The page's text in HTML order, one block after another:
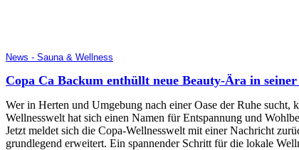
News - Sauna & Wellness
Copa Ca Backum enthüllt neue Beauty-Ära in seiner
Wer in Herten und Umgebung nach einer Oase der Ruhe sucht,
Wellnesswelt hat sich einen Namen für Entspannung und
Jetzt meldet sich die Copa-Wellnesswelt mit einer Nachricht
grundlegend erweitert. Ein spannender Schritt für die lokale